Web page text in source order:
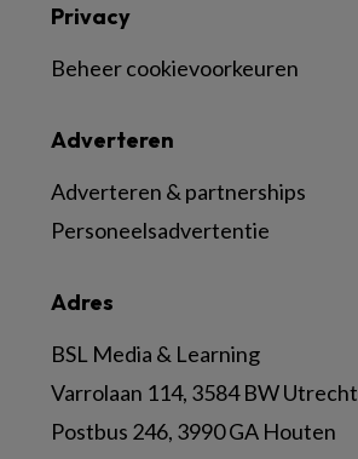
Adres
BSL Media & Learning
Varrolaan 114, 3584 BW Utrecht
Postbus 246, 3990 GA Houten
Adverteren
Adverteren & partnerships
Personeelsadvertentie
Privacy
Beheer cookievoorkeuren